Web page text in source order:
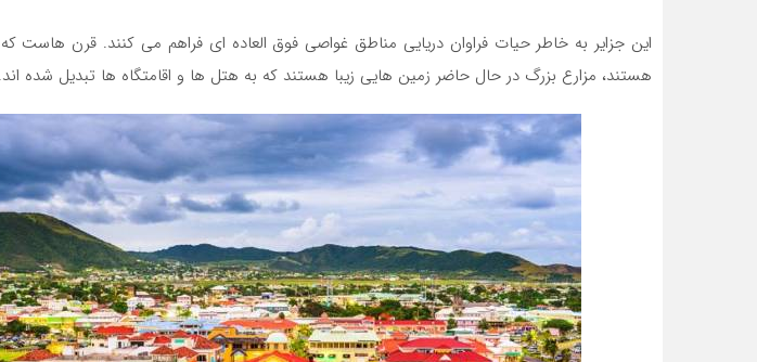
این جزایر به خاطر حیات فراوان دریایی مناطق غواصی فوق العاده ای فراهم می کنند. قرن هاست
هستند، مزارع بزرگ در حال حاضر زمین هایی زیبا هستند که به هتل ها و اقامتگاه ها تبدیل شده اند.